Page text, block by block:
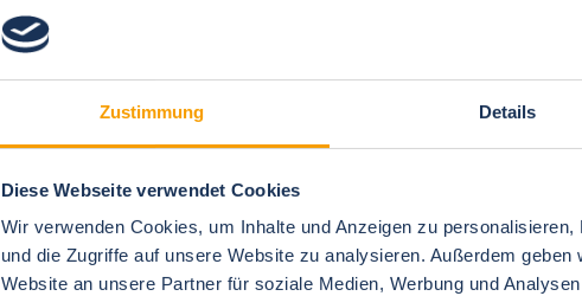
Zustimmung Details
Diese Webseite verwendet Cookies
Wir verwenden Cookies, um Inhalte und Anzeigen zu
und die Zugriffe auf unsere Website zu analysieren. Außerdem
Website an unsere Partner für soziale Medien, Werbung und
1 Double bed
170-180 cm
Offenes Fußende